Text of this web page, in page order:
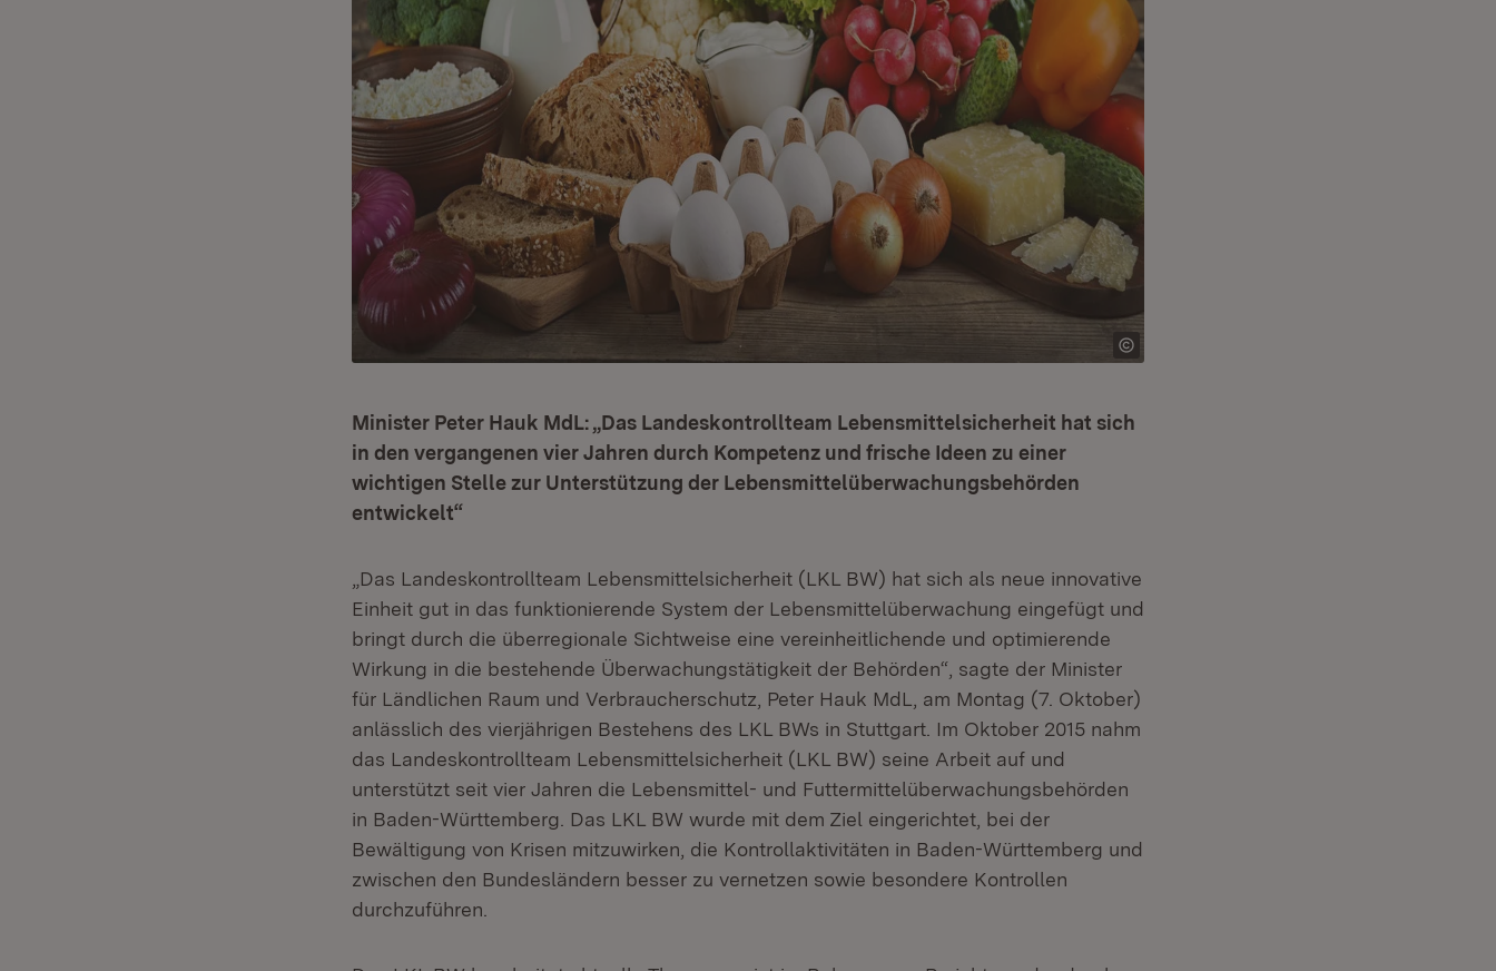
Minister Peter Hauk MdL: „Das Landeskontrollteam Lebensmittelsicherheit hat sich
in den vergangenen vier Jahren durch Kompetenz und frische Ideen zu einer
wichtigen Stelle zur Unterstützung der Lebensmittelüberwachungsbehörden
entwickelt“
„Das Landeskontrollteam Lebensmittelsicherheit (LKL BW) hat sich als neue innovative
Einheit gut in das funktionierende System der Lebensmittelüberwachung eingefügt und
bringt durch die überregionale Sichtweise eine vereinheitlichende und optimierende
Wirkung in die bestehende Überwachungstätigkeit der Behörden“, sagte der Minister
für Ländlichen Raum und Verbraucherschutz, Peter Hauk MdL, am Montag (7. Oktober)
anlässlich des vierjährigen Bestehens des LKL BWs in Stuttgart. Im Oktober 2015 nahm
das Landeskontrollteam Lebensmittelsicherheit (LKL BW) seine Arbeit auf und
unterstützt seit vier Jahren die Lebensmittel- und Futtermittelüberwachungsbehörden
in Baden-Württemberg. Das LKL BW wurde mit dem Ziel eingerichtet, bei der
Bewältigung von Krisen mitzuwirken, die Kontrollaktivitäten in Baden-Württemberg und
zwischen den Bundesländern besser zu vernetzen sowie besondere Kontrollen
durchzuführen.